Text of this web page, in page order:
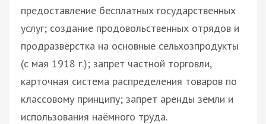
предоставление бесплатных государственных
услуг; создание продовольственных отрядов и
продразвёрстка на основные сельхозпродукты
(с мая 1918 г.); запрет частной торговли,
карточная система распределения товаров по
классовому принципу; запрет аренды земли и
использования наёмного труда.